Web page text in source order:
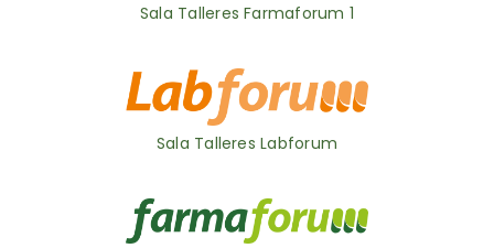
Sala Talleres Farmaforum 1
Sala Talleres Labforum